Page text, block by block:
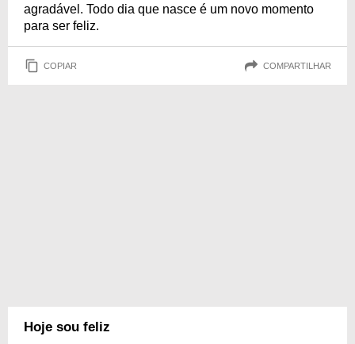
agradável. Todo dia que nasce é um novo momento
para ser feliz.
COPIAR COMPARTILHAR
Hoje sou feliz